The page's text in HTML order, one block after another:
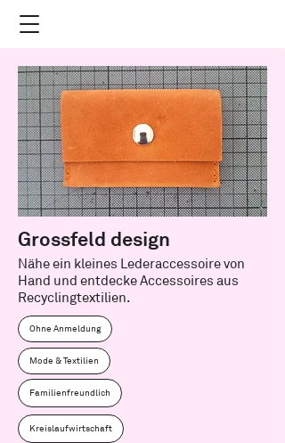
Grossfeld design
Nähe ein kleines Lederaccessoire von
Hand und entdecke Accessoires aus
Recyclingtextilien.
Ohne Anmeldung
Mode & Textilien
Familienfreundlich
Kreislaufwirtschaft